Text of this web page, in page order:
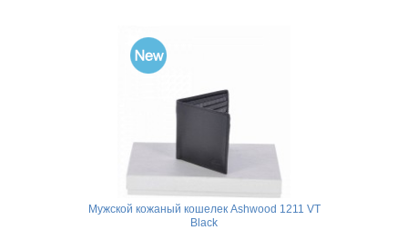
Мужской кожаный кошелек Ashwood 1211 VT
Black